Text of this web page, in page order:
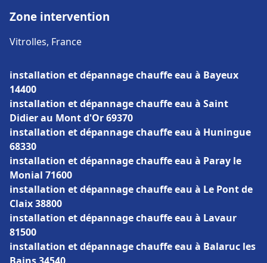
Zone intervention
Vitrolles, France
installation et dépannage chauffe eau à Bayeux
14400
installation et dépannage chauffe eau à Saint
Didier au Mont d'Or 69370
installation et dépannage chauffe eau à Huningue
68330
installation et dépannage chauffe eau à Paray le
Monial 71600
installation et dépannage chauffe eau à Le Pont de
Claix 38800
installation et dépannage chauffe eau à Lavaur
81500
installation et dépannage chauffe eau à Balaruc les